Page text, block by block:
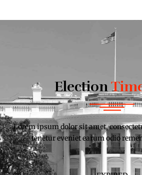
Election
Lorem ipsum dolor sit amet,
tenetur eveniet earum odio